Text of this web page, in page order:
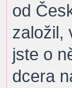
od
založil,
jste o
dcera